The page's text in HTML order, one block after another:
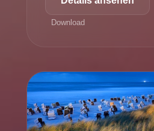
Download